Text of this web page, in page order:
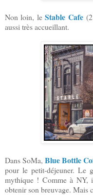
Non loin, leStable Cafe
aussi très accueillant.
Dans SoMa, Blue Bottle
pour le petit-déjeuner. Le
mythique ! Comme à NY,
obtenir son breuvage. Mais